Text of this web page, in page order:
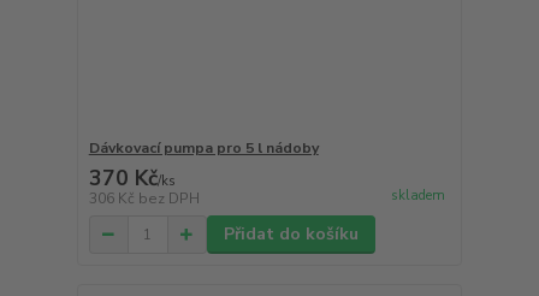
Dávkovací pumpa pro 5 l nádoby
370 Kč/ks
306 Kč bez DPH skladem
Přidat do košíku